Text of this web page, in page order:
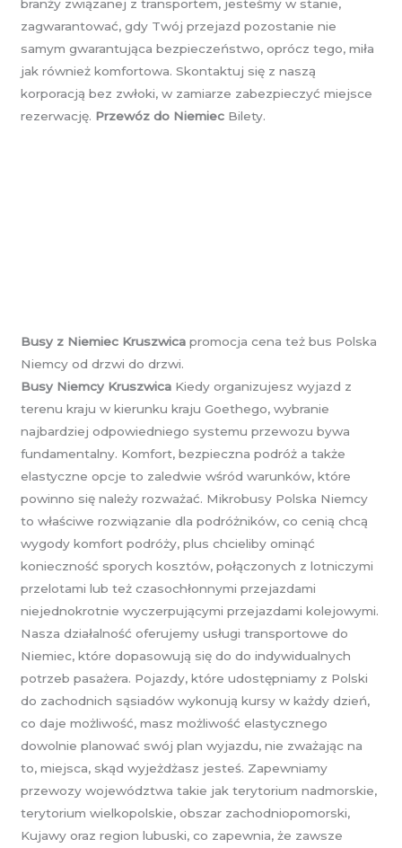
branży związanej z transportem, jesteśmy w stanie,
zagwarantować, gdy Twój przejazd pozostanie nie
samym gwarantująca bezpieczeństwo, oprócz tego, miła
jak również komfortowa. Skontaktuj się z naszą
korporacją bez zwłoki, w zamiarze zabezpieczyć miejsce
rezerwację. Przewóz do Niemiec Bilety.
Busy z Niemiec Kruszwica promocja cena też bus Polska
Niemcy od drzwi do drzwi.
Busy Niemcy Kruszwica Kiedy organizujesz wyjazd z
terenu kraju w kierunku kraju Goethego, wybranie
najbardziej odpowiedniego systemu przewozu bywa
fundamentalny. Komfort, bezpieczna podróż a także
elastyczne opcje to zaledwie wśród warunków, które
powinno się należy rozważać. Mikrobusy Polska Niemcy
to właściwe rozwiązanie dla podróżników, co cenią chcą
wygody komfort podróży, plus chcieliby ominąć
konieczność sporych kosztów, połączonych z lotniczymi
przelotami lub też czasochłonnymi przejazdami
niejednokrotnie wyczerpującymi przejazdami kolejowymi.
Nasza działalność oferujemy usługi transportowe do
Niemiec, które dopasowują się do do indywidualnych
potrzeb pasażera. Pojazdy, które udostępniamy z Polski
do zachodnich sąsiadów wykonują kursy w każdy dzień,
co daje możliwość, masz możliwość elastycznego
dowolnie planować swój plan wyjazdu, nie zważając na
to, miejsca, skąd wyjeżdżasz jesteś. Zapewniamy
przewozy województwa takie jak terytorium nadmorskie,
terytorium wielkopolskie, obszar zachodniopomorski,
Kujawy oraz region lubuski, co zapewnia, że zawsze